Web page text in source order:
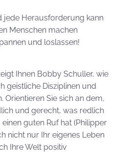
jede Herausforderung kann
Menschen machen
und loslassen!
Ihnen Bobby Schuller, wie
geistliche Disziplinen und
Orientieren Sie sich an dem,
und gerecht, was redlich
guten Ruf hat (Philipper
nicht nur Ihr eigenes Leben
Ihre Welt positiv